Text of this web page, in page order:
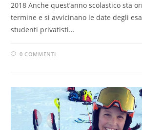
2018 Anche quest’anno scolastico sta
termine e si avvicinano le date degli
studenti privatisti…
0 COMMENTI